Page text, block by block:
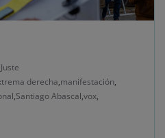
derecha,manifestación,
,Santiago Abascal,vox,